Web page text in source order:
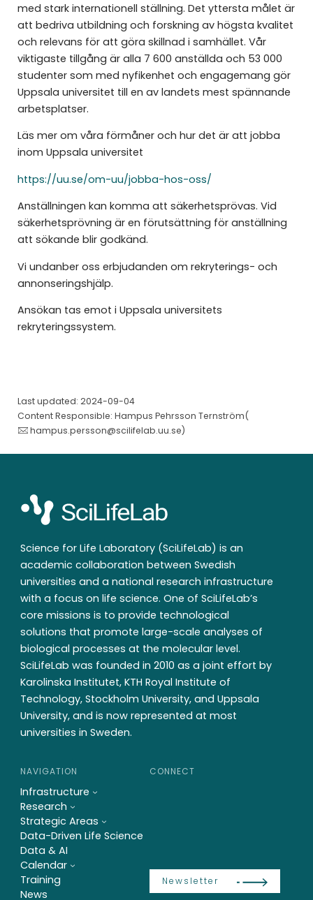
med stark internationell ställning. Det yttersta målet är
att bedriva utbildning och forskning av högsta kvalitet
och relevans för att göra skillnad i samhället. Vår
viktigaste tillgång är alla 7 600 anställda och 53 000
studenter som med nyfikenhet och engagemang gör
Uppsala universitet till en av landets mest spännande
arbetsplatser.
Läs mer om våra förmåner och hur det är att jobba
inom Uppsala universitet
https://uu.se/om-uu/jobba-hos-oss/
Anställningen kan komma att säkerhetsprövas. Vid
säkerhetsprövning är en förutsättning för anställning
att sökande blir godkänd.
Vi undanber oss erbjudanden om rekryterings- och
annonseringshjälp.
Ansökan tas emot i Uppsala universitets
rekryteringssystem.
Last updated: 2024-09-04
Content Responsible: Hampus Pehrsson Ternström(
hampus.persson@scilifelab.uu.se)
Science for Life Laboratory (SciLifeLab) is an
academic collaboration between Swedish
universities and a national research infrastructure
with a focus on life science. One of SciLifeLab’s
core missions is to provide technological
solutions that promote large-scale analyses of
biological processes at the molecular level.
SciLifeLab was founded in 2010 as a joint effort by
Karolinska Institutet, KTH Royal Institute of
Technology, Stockholm University, and Uppsala
University, and is now represented at most
universities in Sweden.
NAVIGATION
Infrastructure
Research
Strategic Areas
Data-Driven Life Science
Data & AI
Calendar
Training
News
CONNECT
Newsletter